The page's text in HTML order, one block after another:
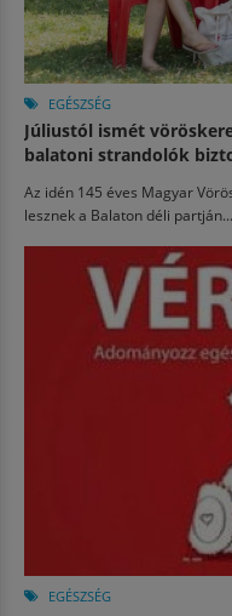
EGÉSZSÉG
Júliustól ismét
balatoni strandolók
Az idén 145 éves Magyar
lesznek a Balaton déli partján...
EGÉSZSÉG